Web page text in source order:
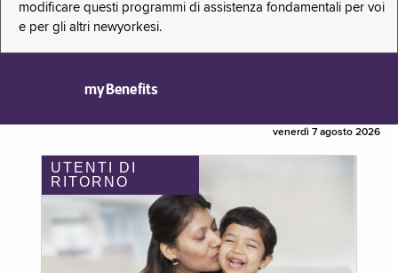
modificare questi programmi di assistenza fondamentali per voi
e per gli altri newyorkesi.
myBenefits
venerdì 7 agosto 2026
UTENTI DI
RITORNO